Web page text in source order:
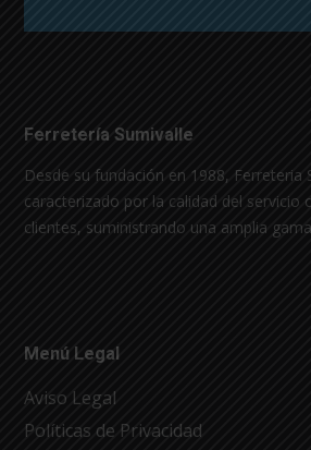
Ferretería Sumivalle
Desde su fundación en 1988, Ferreteria
caracterizado por la calidad del servicio
clientes, suministrando una amplia
Menú Legal
Aviso Legal
Políticas de Privacidad